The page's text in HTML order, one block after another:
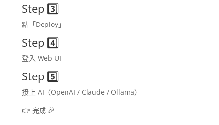
Step 3️⃣
點「Deploy」
Step 4️⃣
登入 Web UI
Step 5️⃣
接上 AI（OpenAI / Claude / Ollama）
👉 完成 🎉